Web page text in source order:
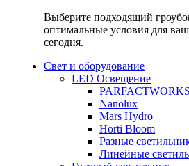
Выберите подходящий
оптимальные условия для
сегодня.
Свет и оборудование
LED Освещение
PARFACTWORKS
Nanolux
Mars Hydro
Horti Bloom
Разные
Линейные